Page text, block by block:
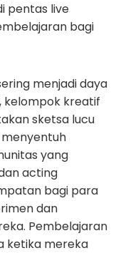
pentas live
bagi
menjadi daya
kelompok kreatif
sketsa lucu
yang
acting
bagi para
dan
Pembelajaran
ketika mereka